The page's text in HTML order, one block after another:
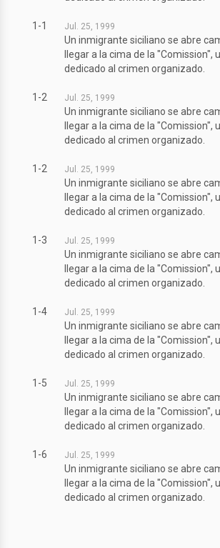
1-1 Jul. 25, 1999
Un inmigrante siciliano se abre
llegar a la cima de la "Comission",
dedicado al crimen organizado.
1-2 Jul. 25, 1999
Un inmigrante siciliano se abre
llegar a la cima de la "Comission",
dedicado al crimen organizado.
1-2 Jul. 25, 1999
Un inmigrante siciliano se abre
llegar a la cima de la "Comission",
dedicado al crimen organizado.
1-3 Jul. 25, 1999
Un inmigrante siciliano se abre
llegar a la cima de la "Comission",
dedicado al crimen organizado.
1-4 Jul. 25, 1999
Un inmigrante siciliano se abre
llegar a la cima de la "Comission",
dedicado al crimen organizado.
1-5 Jul. 25, 1999
Un inmigrante siciliano se abre
llegar a la cima de la "Comission",
dedicado al crimen organizado.
1-6 Jul. 25, 1999
Un inmigrante siciliano se abre
llegar a la cima de la "Comission",
dedicado al crimen organizado.